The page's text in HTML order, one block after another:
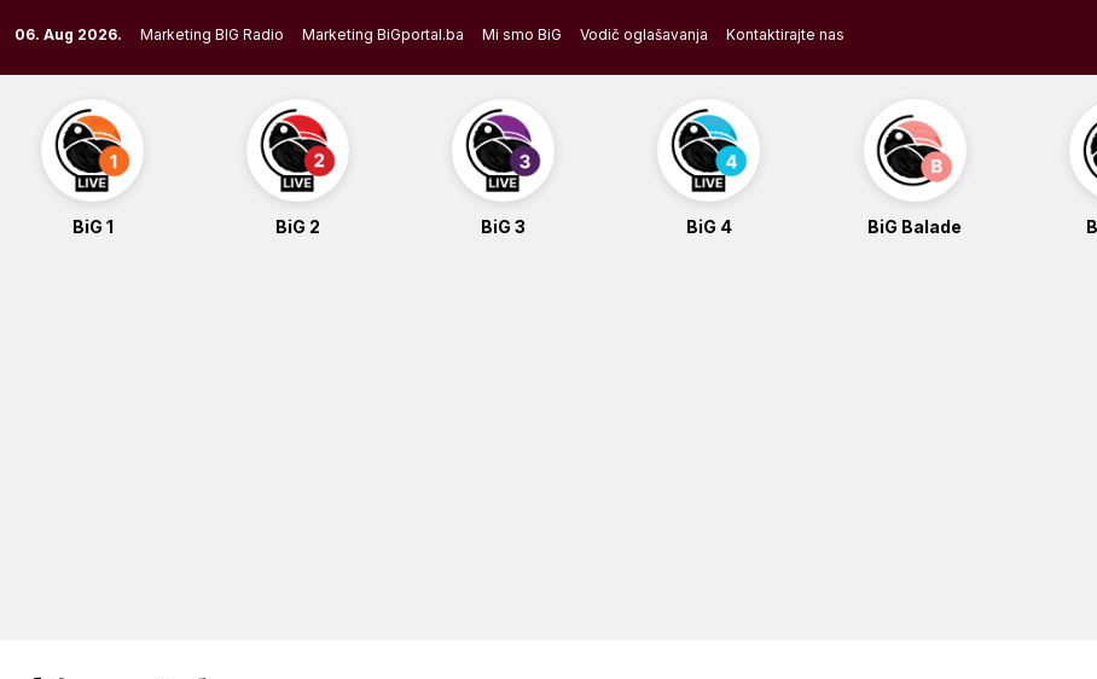
to
content
06. Aug 2026. Marketing BIG Radio Marketing BiGportal.ba Mi smo BiG Vodič oglašavanja Kontaktirajte nas
BiG 1 BiG 2 BiG 3 BiG 4 BiG Balade